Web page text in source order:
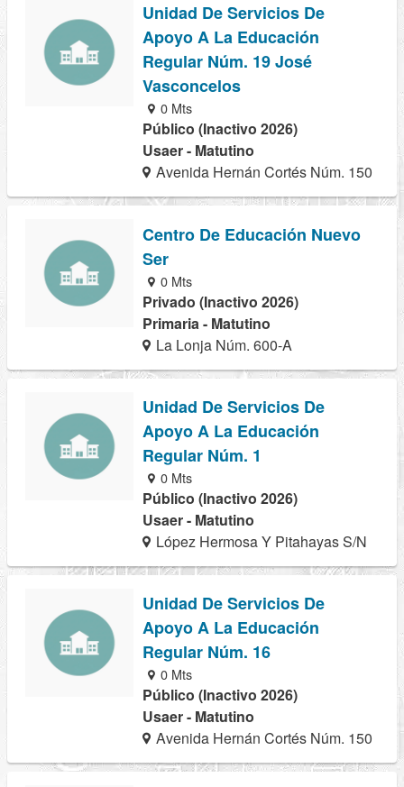
Unidad De Servicios De
Apoyo A La Educación
Regular Núm. 19 José
Vasconcelos
0 Mts
Público (Inactivo 2026)
Usaer - Matutino
Avenida Hernán Cortés Núm. 150
Centro De Educación Nuevo
Ser
0 Mts
Privado (Inactivo 2026)
Primaria - Matutino
La Lonja Núm. 600-A
Unidad De Servicios De
Apoyo A La Educación
Regular Núm. 1
0 Mts
Público (Inactivo 2026)
Usaer - Matutino
López Hermosa Y Pitahayas S/N
Unidad De Servicios De
Apoyo A La Educación
Regular Núm. 16
0 Mts
Público (Inactivo 2026)
Usaer - Matutino
Avenida Hernán Cortés Núm. 150